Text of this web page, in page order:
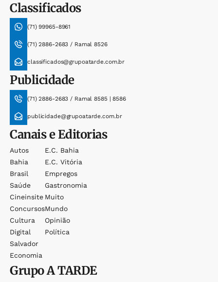
Classificados
(71) 99965-8961
(71) 2886-2683 / Ramal 8526
classificados@grupoatarde.com.br
Publicidade
(71) 2886-2683 / Ramal 8585 | 8586
publicidade@grupoatarde.com.br
Canais e Editorias
Autos
Bahia
Brasil
Saúde
Cineinsite
Concursos
Cultura
Digital
Salvador
Economia
E.c. Bahia
E.c. Vitória
Empregos
Gastronomia
Muito
Mundo
Opinião
Política
GrupoA TARDE